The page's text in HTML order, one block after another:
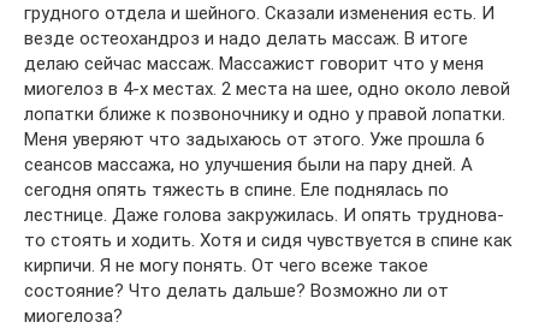
грудного отдела и шейного. Сказали изменения есть. И
везде остеохандроз и надо делать массаж. В итоге
делаю сейчас массаж. Массажист говорит что у меня
миогелоз в 4-х местах. 2 места на шее, одно около левой
лопатки ближе к позвоночнику и одно у правой лопатки.
Меня уверяют что задыхаюсь от этого. Уже прошла 6
сеансов массажа, но улучшения были на пару дней. А
сегодня опять тяжесть в спине. Еле поднялась по
лестнице. Даже голова закружилась. И опять труднова-
то стоять и ходить. Хотя и сидя чувствуется в спине как
кирпичи. Я не могу понять. От чего всеже такое
состояние? Что делать дальше? Возможно ли от
миогелоза?